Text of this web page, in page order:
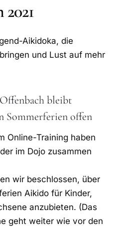
Aikidoka, die
und Lust auf mehr
bleibt
Sommerferien offen
Online-Training haben
im Dojo zusammen
wir beschlossen, über
Aikido für Kinder,
anzubieten. (Das
geht weiter wie vor den